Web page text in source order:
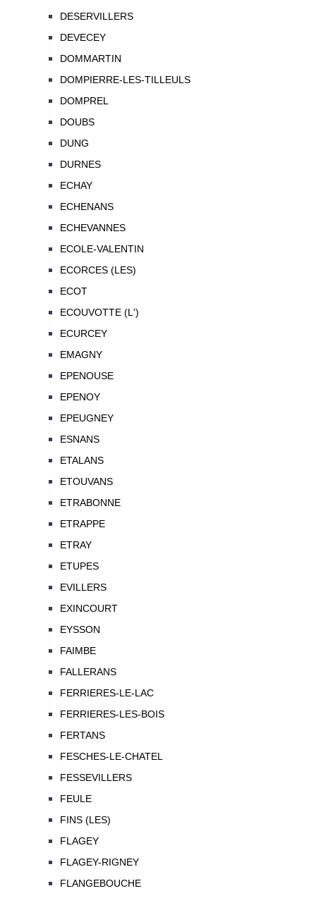
DESERVILLERS
DEVECEY
DOMMARTIN
DOMPIERRE-LES-TILLEULS
DOMPREL
DOUBS
DUNG
DURNES
ECHAY
ECHENANS
ECHEVANNES
ECOLE-VALENTIN
ECORCES (LES)
ECOT
ECOUVOTTE (L')
ECURCEY
EMAGNY
EPENOUSE
EPENOY
EPEUGNEY
ESNANS
ETALANS
ETOUVANS
ETRABONNE
ETRAPPE
ETRAY
ETUPES
EVILLERS
EXINCOURT
EYSSON
FAIMBE
FALLERANS
FERRIERES-LE-LAC
FERRIERES-LES-BOIS
FERTANS
FESCHES-LE-CHATEL
FESSEVILLERS
FEULE
FINS (LES)
FLAGEY
FLAGEY-RIGNEY
FLANGEBOUCHE